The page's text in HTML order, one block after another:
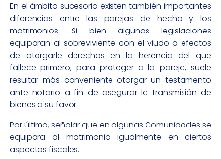
En el ámbito sucesorio existen también importantes
diferencias entre las parejas de hecho y los
matrimonios. Si bien algunas legislaciones
equiparan al sobreviviente con el viudo a efectos
de otorgarle derechos en la herencia del que
fallece primero, para proteger a la pareja, suele
resultar más conveniente otorgar un testamento
ante notario a fin de asegurar la transmisión de
bienes a su favor.
Por último, señalar que en algunas Comunidades se
equipara al matrimonio igualmente en ciertos
aspectos fiscales.